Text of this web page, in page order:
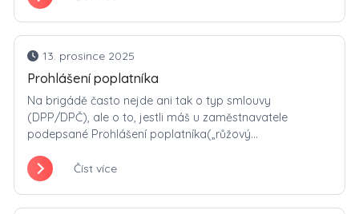
13. prosince 2025
Prohlášení poplatníka
Na brigádě často nejde ani tak o typ smlouvy
(DPP/DPČ), ale o to, jestli máš u zaměstnavatele
podepsané Prohlášení poplatníka(„růžový...
Číst více